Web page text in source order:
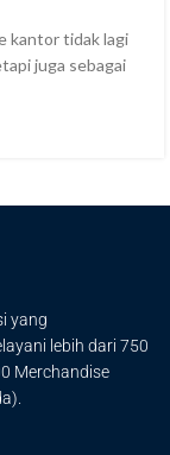
kantor tidak lagi
juga sebagai
yang
lebih dari 750
Merchandise